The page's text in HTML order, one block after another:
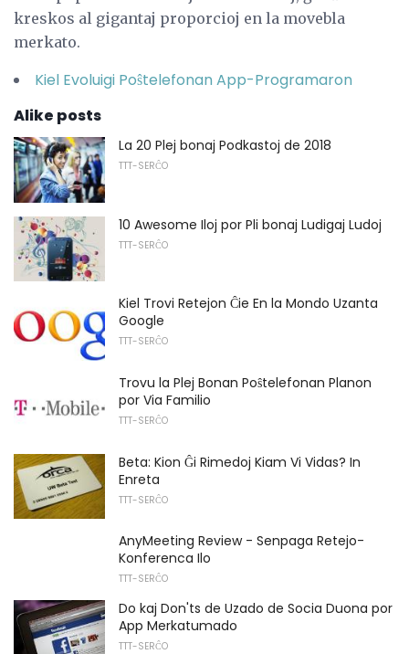
kreskos al gigantaj proporcioj en la movebla
merkato.
Kiel Evoluigi Poŝtelefonan App-Programaron
Alike posts
La 20 Plej bonaj Podkastoj de 2018
TTT-SERĈO
10 Awesome Iloj por Pli bonaj Ludigaj Ludoj
TTT-SERĈO
Kiel Trovi Retejon Ĉie En la Mondo Uzanta
Google
TTT-SERĈO
Trovu la Plej Bonan Poŝtelefonan Planon
por Via Familio
TTT-SERĈO
Beta: Kion Ĝi Rimedoj Kiam Vi Vidas? In
Enreta
TTT-SERĈO
AnyMeeting Review - Senpaga Retejo-
Konferenca Ilo
TTT-SERĈO
Do kaj Don'ts de Uzado de Socia Duona por
App Merkatumado
TTT-SERĈO